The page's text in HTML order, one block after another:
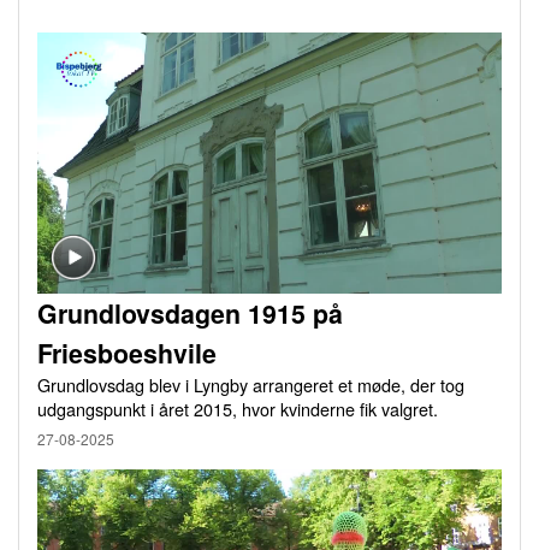
Grundlovsdagen 1915 på
Friesboeshvile
Grundlovsdag blev i Lyngby arrangeret et møde, der tog
udgangspunkt i året 2015, hvor kvinderne fik valgret.
27-08-2025